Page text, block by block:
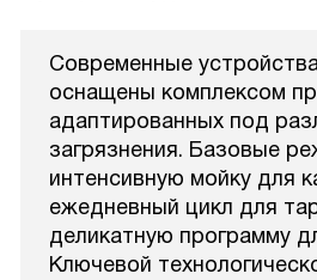
Современные
оснащены комплексом
адаптированных под
загрязнения. Базовые
интенсивную мойку для
ежедневный цикл для
деликатную программу
Ключевой